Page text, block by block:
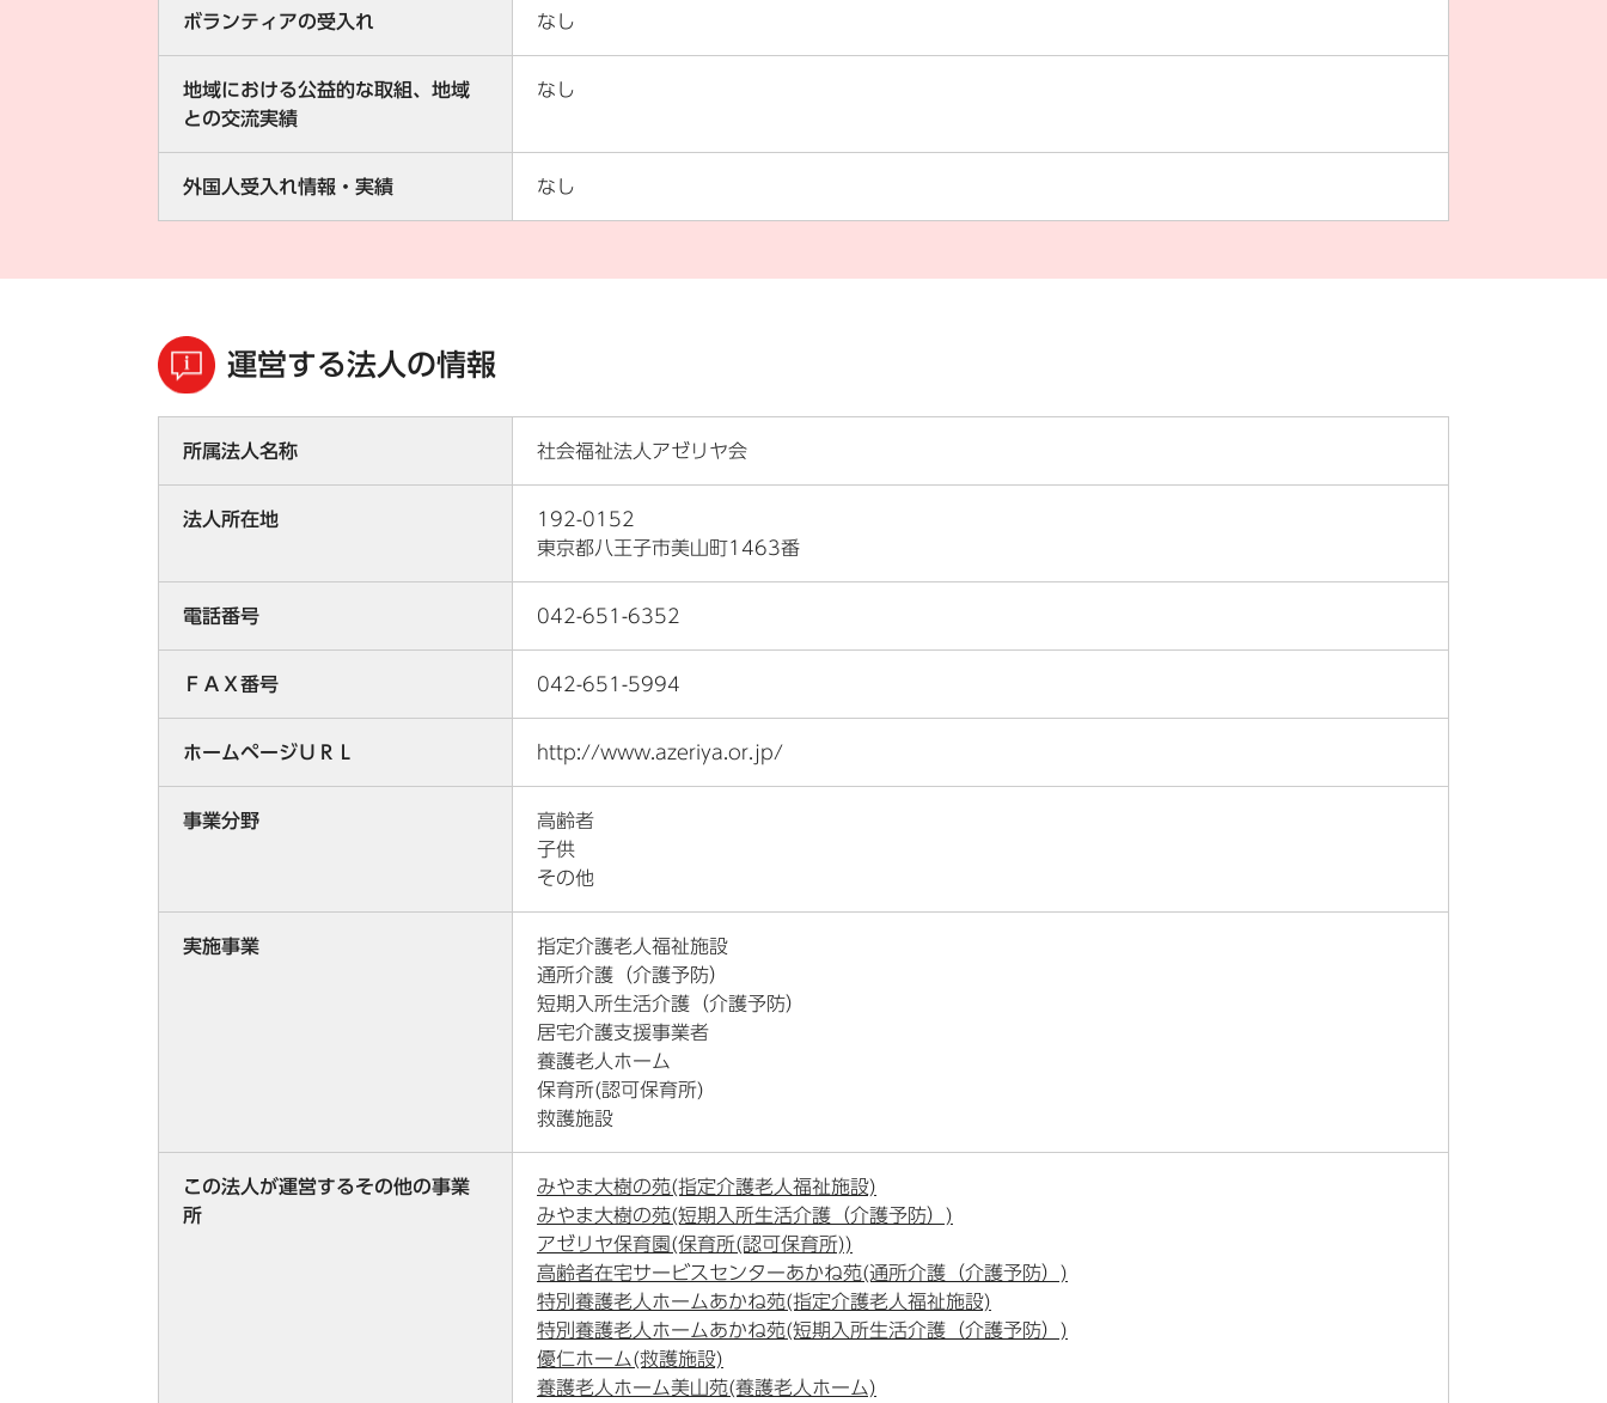
ボランティアの受入れ なし
地域における公益的な取組、地域
との交流実績
なし
外国人受入れ情報・実績 なし
運営する法人の情報
所属法人名称 社会福祉法人アゼリヤ会
法人所在地
192-0152
東京都八王子市美山町1463番
電話番号 042-651-6352
ＦＡＸ番号 042-651-5994
ホームページＵＲＬ http://www.azeriya.or.jp/
事業分野
高齢者
子供
その他
実施事業
指定介護老人福祉施設
通所介護（介護予防）
短期入所生活介護（介護予防）
居宅介護支援事業者
養護老人ホーム
保育所(認可保育所)
救護施設
この法人が運営するその他の事業
所
みやま大樹の苑(指定介護老人福祉施設)
みやま大樹の苑(短期入所生活介護（介護予防）)
アゼリヤ保育園(保育所(認可保育所))
高齢者在宅サービスセンターあかね苑(通所介護（介護予防）)
特別養護老人ホームあかね苑(指定介護老人福祉施設)
特別養護老人ホームあかね苑(短期入所生活介護（介護予防）)
優仁ホーム(救護施設)
養護老人ホーム美山苑(養護老人ホーム)